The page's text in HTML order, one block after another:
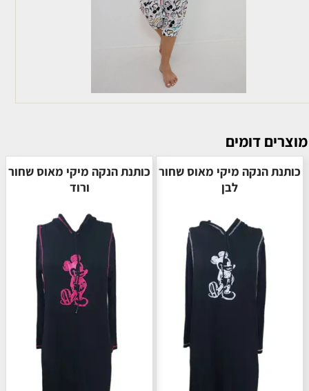
מוצרים דומים
כותנת הנקה מיקי מאוס שחור
לבן
כותנת הנקה מיקי מאוס שחור
ורוד